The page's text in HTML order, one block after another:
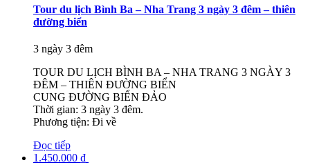
Tour du lịch Bình Ba – Nha Trang 3 ngày 3 đêm – thiên
đường biển
3 ngày 3 đêm
TOUR DU LỊCH BÌNH BA – NHA TRANG 3 NGÀY 3
ĐÊM – THIÊN ĐƯỜNG BIỂN
CUNG ĐƯỜNG BIỂN ĐẢO
Thời gian: 3 ngày 3 đêm.
Phương tiện: Đi về
Đọc tiếp
1.450.000 ₫